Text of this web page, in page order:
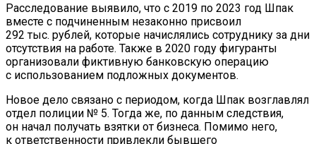
Расследование выявило, что с 2019 по 2023 год Шпак
вместе с подчиненным незаконно присвоил
292 тыс. рублей, которые начислялись сотруднику за дни
отсутствия на работе. Также в 2020 году фигуранты
организовали фиктивную банковскую операцию
с использованием подложных документов.
Новое дело связано с периодом, когда Шпак возглавлял
отдел полиции № 5. Тогда же, по данным следствия,
он начал получать взятки от бизнеса. Помимо него,
к ответственности привлекли бывшего